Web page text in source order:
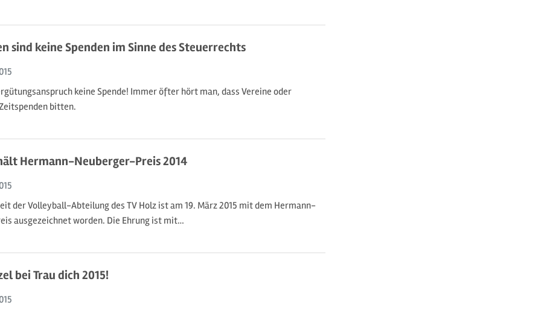
sind keine Spenden im Sinne des Steuerrechts
keine Spende! Immer öfter hört man, dass Vereine oder
bitten.
Hermann-Neuberger-Preis 2014
der Volleyball-Abteilung des TV Holz ist am 19. März 2015 mit dem Hermann-
ausgezeichnet worden. Die Ehrung ist mit…
bei Trau dich 2015!